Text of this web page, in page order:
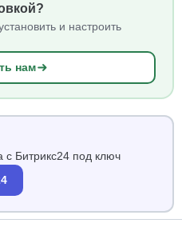
и настроить
нам
с Битрикс24 под ключ